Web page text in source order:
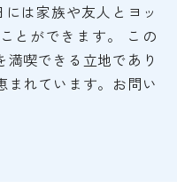
は家族や友人とヨッ
とができます。 この
喫できる立地であり
まれています。お問い